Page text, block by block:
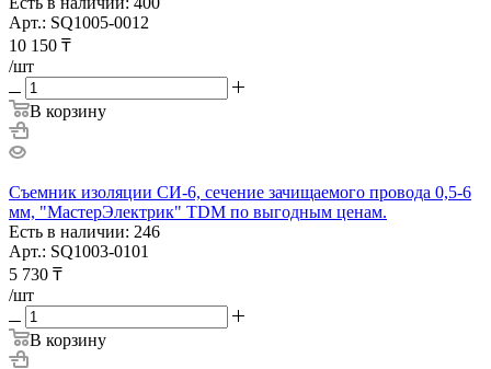
Арт.: SQ1005-0012
10 150 ₸
/шт
В корзину
Съемник изоляции СИ-6, сечение зачищаемого провода 0,5-6
мм, "МастерЭлектрик" TDM по выгодным ценам.
Есть в наличии: 246
Арт.: SQ1003-0101
5 730 ₸
/шт
В корзину